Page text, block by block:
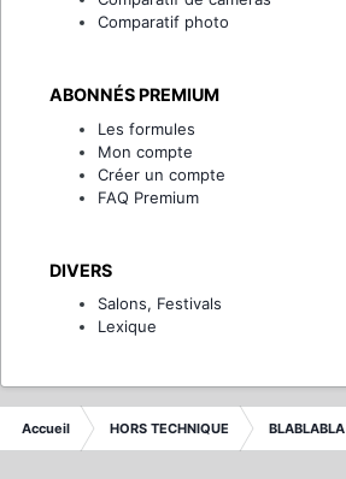
Comparatif photo
ABONNÉS PREMIUM
Les formules
Mon compte
Créer un compte
FAQ Premium
DIVERS
Salons, Festivals
Lexique
Accueil HORS TECHNIQUE BLABLABLA